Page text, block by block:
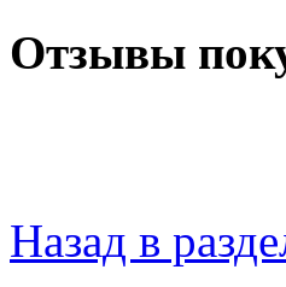
Отзывы
Назад в